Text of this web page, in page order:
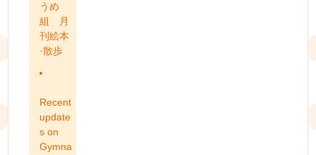
うめ
組 月
刊絵本
·散歩
Recent
update
s on
Gymna